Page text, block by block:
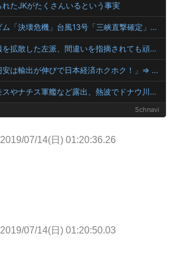
れたJKがたくさんいるという事実
中国「大洪水！」三峡ダム「決壊危機」台風13号「三峡直撃確定」日本「最も強い勢力で接近！（伊勢湾台風級」台風13号と15号「中国本土でぶつかり合う（前代未聞」→
防弾ガラスの件で誤情報を拡散した左派、間違いを指摘されても頑として認めなかった結果……
【悲報】円安容認派「円安は輸出が伸びで日本経済ホクホク！」⇒ 世界に売る物が無さすぎて輸出額で韓国に惨敗・・・
川底に沈んでいたマンモスやナチス軍艦など露出、熱波でドナウ川が歴史的渇水！
5chnavi
2019/07/14(日) 01:20:36.26
2019/07/14(日) 01:20:50.03